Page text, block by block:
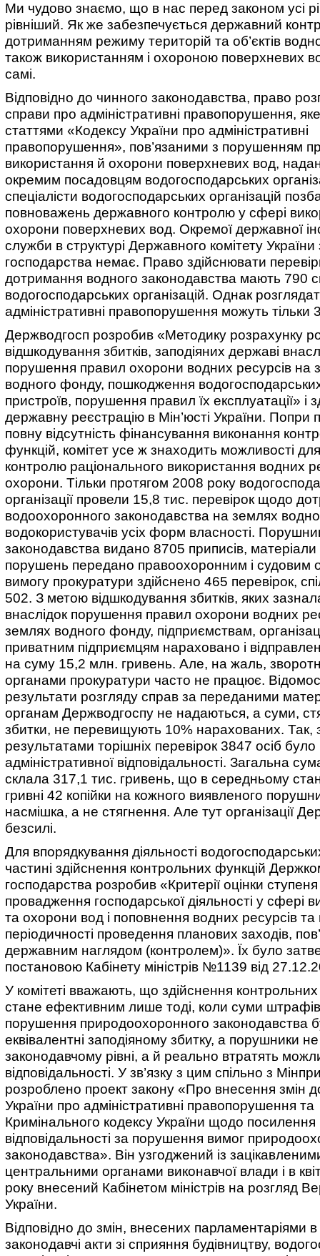
Ми чудово знаємо, що в нас перед законом усі
рівніший. Як же забезпечується державний
дотриманням режиму територій та об’єктів
також використанням і охороною поверхневих
самі.
Відповідно до чинного законодавства, право
справи про адміністративні правопорушення,
статтями «Кодексу України про адміністративні
правопорушення», пов’язаними з порушенням
використання й охорони поверхневих вод,
окремим посадовцям водогосподарських
спеціалісти водогосподарських організацій
повноважень державного контролю у сфері
охорони поверхневих вод. Окремої державної
служби в структурі Державного комітету України
господарства немає. Право здійснювати
дотримання водного законодавства мають 790
водогосподарських організацій. Однак
адміністративні правопорушення можуть тільки
Держводгосп розробив «Методику розрахунку
відшкодування збитків, заподіяних державі
порушення правил охорони водних ресурсів на
водного фонду, пошкодження
пристроїв, порушення правил їх експлуатації» і
державну реєстрацію в Мін’юсті України. Попри
повну відсутність фінансування виконання
функцій, комітет усе ж знаходить можливості для
контролю раціонального використання водних
охорони. Тільки протягом 2008 року
організації провели 15,8 тис. перевірок щодо
водоохоронного законодавства на землях
водокористувачів усіх форм власності.
законодавства видано 8705 приписів,
порушень передано правоохоронним і судовим
вимогу прокуратури здійснено 465 перевірок,
502. З метою відшкодування збитків, яких
внаслідок порушення правил охорони водних
землях водного фонду, підприємствам,
приватним підприємцям нараховано і
на суму 15,2 млн. гривень. Але, на жаль,
органами прокуратури часто не працює.
результати розгляду справ за переданими
органам Держводгоспу не надаються, а суми,
збитки, не перевищують 10% нарахованих. Так,
результатами торішніх перевірок 3847 осіб
адміністративної відповідальності. Загальна
склала 317,1 тис. гривень, що в середньому
гривні 42 копійки на кожного виявленого
насмішка, а не стягнення. Але тут організації
безсилі.
Для впорядкування діяльності
частині здійснення контрольних функцій
господарства розробив «Критерії оцінки ступеня
провадження господарської діяльності у сфері
та охорони вод і поповнення водних ресурсів
періодичності проведення планових заходів,
державним наглядом (контролем)». Їх було
постановою Кабінету міністрів №1139 від
У комітеті вважають, що здійснення
стане ефективним лише тоді, коли суми
порушення природоохоронного законодавства
еквівалентні заподіяному збитку, а порушники
законодавчому рівні, а й реально втратять
відповідальності. У зв’язку з цим спільно з
розроблено проект закону «Про внесення змін
України про адміністративні правопорушення та
Кримінального кодексу України щодо посилення
відповідальності за порушення вимог
законодавства». Він узгоджений із
центральними органами виконавчої влади і в
року внесений Кабінетом міністрів на розгляд
України.
Відповідно до змін, внесених парламентаріями в
законодавчі акти зі сприяння будівництву,